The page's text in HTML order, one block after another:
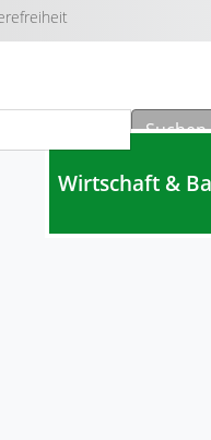
Suchen
Wirtschaft &